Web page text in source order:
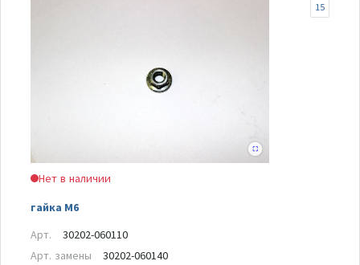
Нет в наличии
гайка М6
15
Арт.
30202-060110
Арт. замены
30202-060140